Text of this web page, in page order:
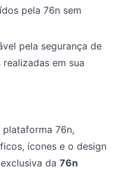
pela 76n sem
pela segurança de
em sua
76n,
ícones e o design
da 76n